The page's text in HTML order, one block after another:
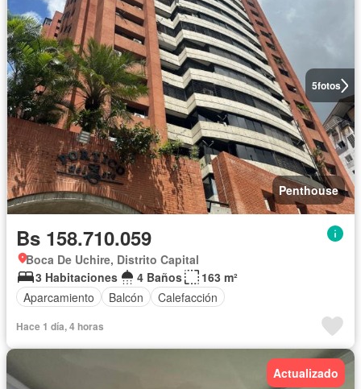
5fotos
Penthouse
Bs 158.710.059
Boca De Uchire, Distrito Capital
3 Habitaciones
4 Baños
163 m²
Aparcamiento
Balcón Calefacción
Hace 1 día, 4 horas
Actualizado